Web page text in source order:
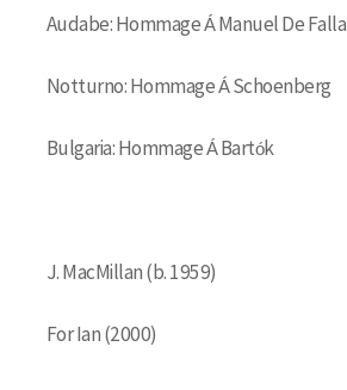
Audabe: Hommage Á Manuel De Falla
Notturno: Hommage Á Schoenberg
Bulgaria: Hommage Á Bartók
J. MacMillan (b. 1959)
For Ian (2000)